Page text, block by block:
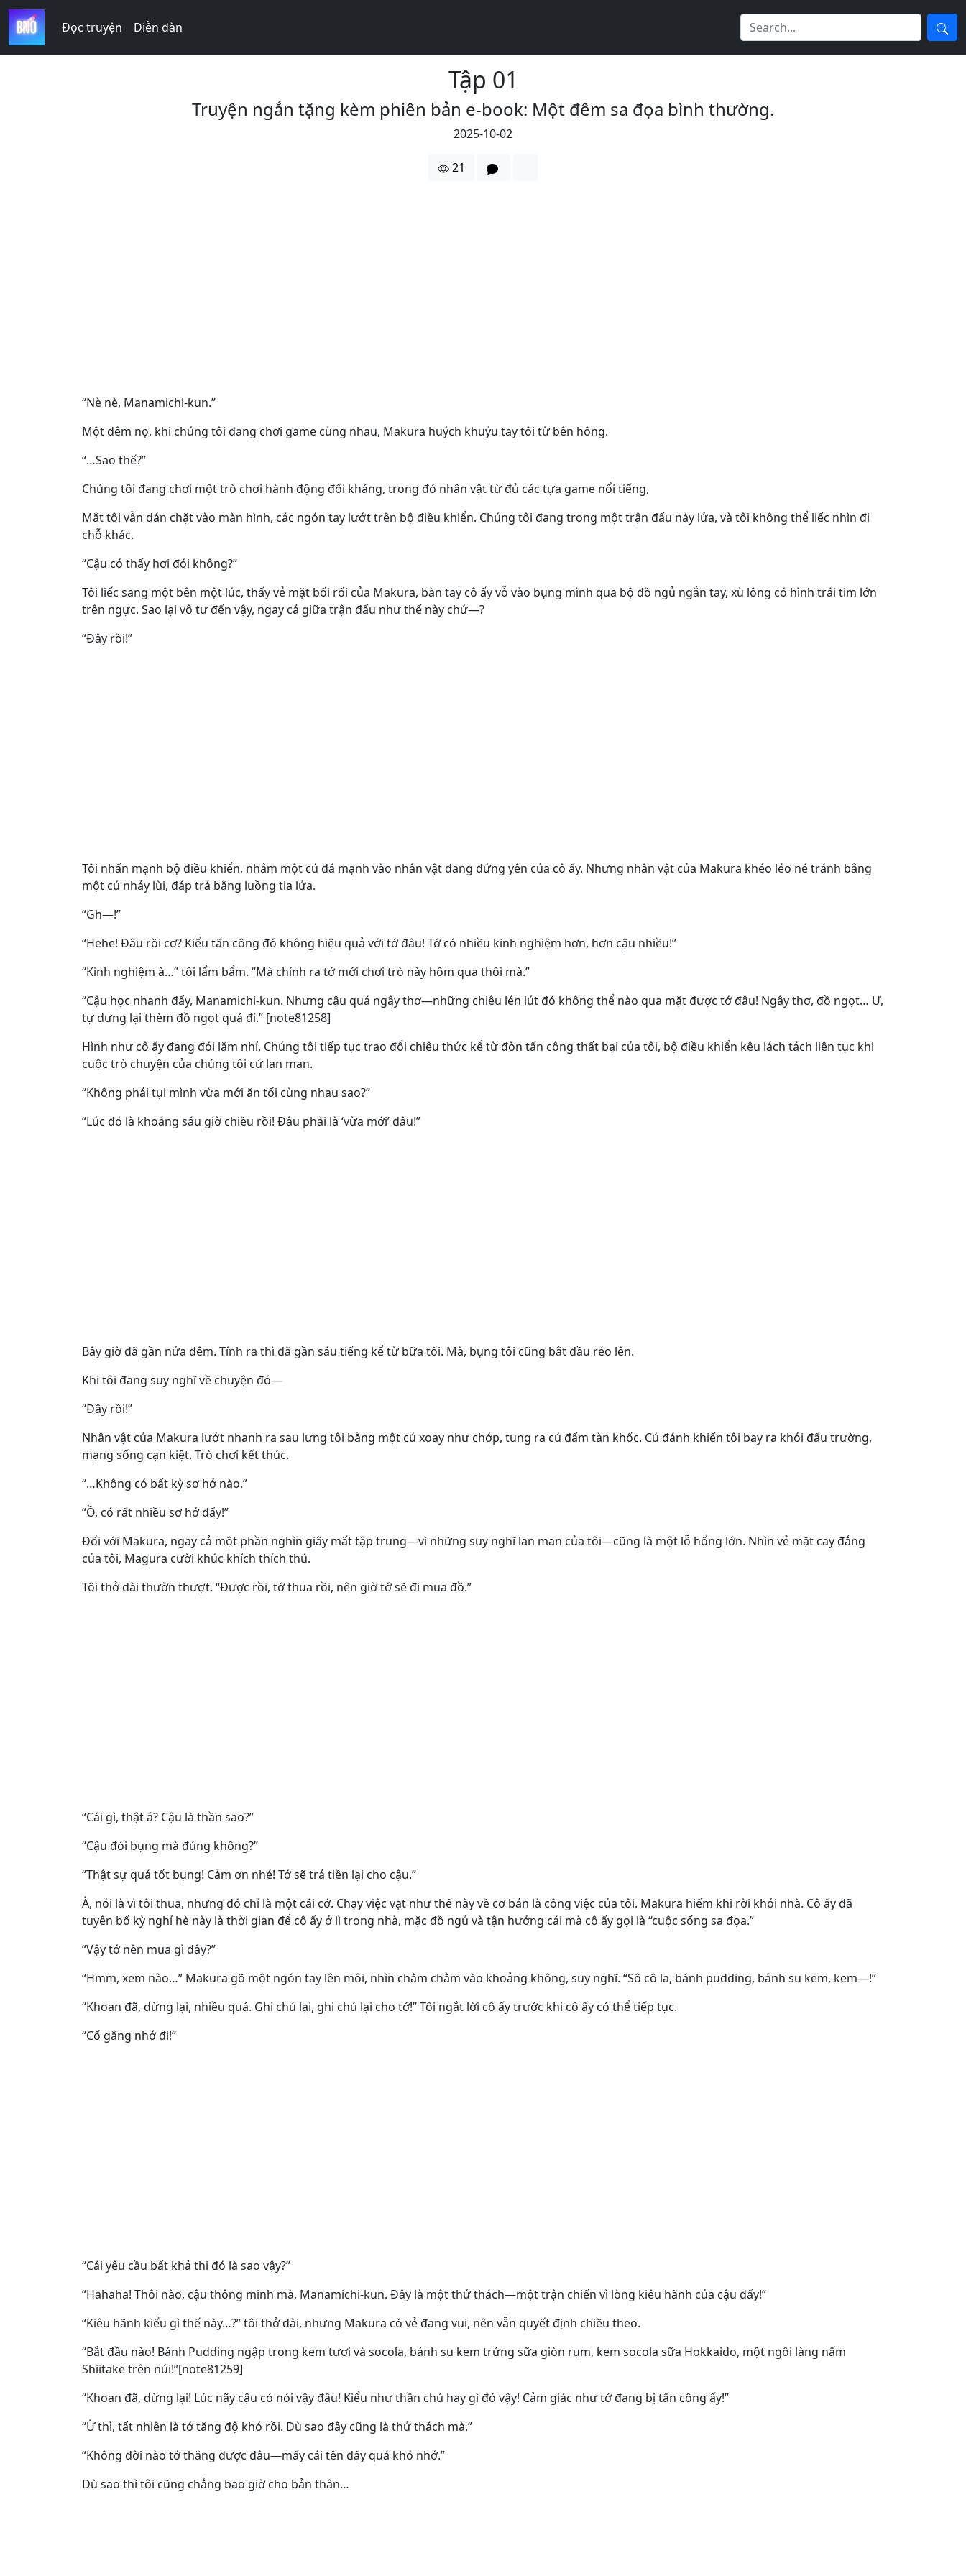
Đọc truyện Diễn đàn
Tập 01
Truyện ngắn tặng kèm phiên bản e-book: Một đêm sa đọa bình thường.
2025-10-02
21
“Nè nè, Manamichi-kun.”
Một đêm nọ, khi chúng tôi đang chơi game cùng nhau, Makura huých khuỷu tay tôi từ bên hông.
“…Sao thế?”
Chúng tôi đang chơi một trò chơi hành động đối kháng, trong đó nhân vật từ đủ các tựa game nổi tiếng,
Mắt tôi vẫn dán chặt vào màn hình, các ngón tay lướt trên bộ điều khiển. Chúng tôi đang trong một trận đấu nảy lửa, và tôi không thể liếc nhìn đi
chỗ khác.
“Cậu có thấy hơi đói không?”
Tôi liếc sang một bên một lúc, thấy vẻ mặt bối rối của Makura, bàn tay cô ấy vỗ vào bụng mình qua bộ đồ ngủ ngắn tay, xù lông có hình trái tim lớn
trên ngực. Sao lại vô tư đến vậy, ngay cả giữa trận đấu như thế này chứ—?
“Đây rồi!”
Tôi nhấn mạnh bộ điều khiển, nhắm một cú đá mạnh vào nhân vật đang đứng yên của cô ấy. Nhưng nhân vật của Makura khéo léo né tránh bằng
một cú nhảy lùi, đáp trả bằng luồng tia lửa.
“Gh—!”
“Hehe! Đâu rồi cơ? Kiểu tấn công đó không hiệu quả với tớ đâu! Tớ có nhiều kinh nghiệm hơn, hơn cậu nhiều!”
“Kinh nghiệm à…” tôi lẩm bẩm. “Mà chính ra tớ mới chơi trò này hôm qua thôi mà.”
“Cậu học nhanh đấy, Manamichi-kun. Nhưng cậu quá ngây thơ—những chiêu lén lút đó không thể nào qua mặt được tớ đâu! Ngây thơ, đồ ngọt… Ư,
tự dưng lại thèm đồ ngọt quá đi.” [note81258]
Hình như cô ấy đang đói lắm nhỉ. Chúng tôi tiếp tục trao đổi chiêu thức kể từ đòn tấn công thất bại của tôi, bộ điều khiển kêu lách tách liên tục khi
cuộc trò chuyện của chúng tôi cứ lan man.
“Không phải tụi mình vừa mới ăn tối cùng nhau sao?”
“Lúc đó là khoảng sáu giờ chiều rồi! Đâu phải là ‘vừa mới’ đâu!”
Bây giờ đã gần nửa đêm. Tính ra thì đã gần sáu tiếng kể từ bữa tối. Mà, bụng tôi cũng bắt đầu réo lên.
Khi tôi đang suy nghĩ về chuyện đó—
“Đây rồi!”
Nhân vật của Makura lướt nhanh ra sau lưng tôi bằng một cú xoay như chớp, tung ra cú đấm tàn khốc. Cú đánh khiến tôi bay ra khỏi đấu trường,
mạng sống cạn kiệt. Trò chơi kết thúc.
“…Không có bất kỳ sơ hở nào.”
“Ồ, có rất nhiều sơ hở đấy!”
Đối với Makura, ngay cả một phần nghìn giây mất tập trung—vì những suy nghĩ lan man của tôi—cũng là một lỗ hổng lớn. Nhìn vẻ mặt cay đắng
của tôi, Magura cười khúc khích thích thú.
Tôi thở dài thườn thượt. “Được rồi, tớ thua rồi, nên giờ tớ sẽ đi mua đồ.”
“Cái gì, thật á? Cậu là thần sao?”
“Cậu đói bụng mà đúng không?”
“Thật sự quá tốt bụng! Cảm ơn nhé! Tớ sẽ trả tiền lại cho cậu.”
À, nói là vì tôi thua, nhưng đó chỉ là một cái cớ. Chạy việc vặt như thế này về cơ bản là công việc của tôi. Makura hiếm khi rời khỏi nhà. Cô ấy đã
tuyên bố kỳ nghỉ hè này là thời gian để cô ấy ở lì trong nhà, mặc đồ ngủ và tận hưởng cái mà cô ấy gọi là “cuộc sống sa đọa.”
“Vậy tớ nên mua gì đây?”
“Hmm, xem nào…” Makura gõ một ngón tay lên môi, nhìn chằm chằm vào khoảng không, suy nghĩ. “Sô cô la, bánh pudding, bánh su kem, kem—!”
“Khoan đã, dừng lại, nhiều quá. Ghi chú lại, ghi chú lại cho tớ!” Tôi ngắt lời cô ấy trước khi cô ấy có thể tiếp tục.
“Cố gắng nhớ đi!”
“Cái yêu cầu bất khả thi đó là sao vậy?”
“Hahaha! Thôi nào, cậu thông minh mà, Manamichi-kun. Đây là một thử thách—một trận chiến vì lòng kiêu hãnh của cậu đấy!”
“Kiêu hãnh kiểu gì thế này…?” tôi thở dài, nhưng Makura có vẻ đang vui, nên vẫn quyết định chiều theo.
“Bắt đầu nào! Bánh Pudding ngập trong kem tươi và socola, bánh su kem trứng sữa giòn rụm, kem socola sữa Hokkaido, một ngôi làng nấm
Shiitake trên núi!”[note81259]
“Khoan đã, dừng lại! Lúc nãy cậu có nói vậy đâu! Kiểu như thần chú hay gì đó vậy! Cảm giác như tớ đang bị tấn công ấy!”
“Ừ thì, tất nhiên là tớ tăng độ khó rồi. Dù sao đây cũng là thử thách mà.”
“Không đời nào tớ thắng được đâu—mấy cái tên đấy quá khó nhớ.”
Dù sao thì tôi cũng chẳng bao giờ cho bản thân…